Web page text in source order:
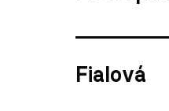
Fialová